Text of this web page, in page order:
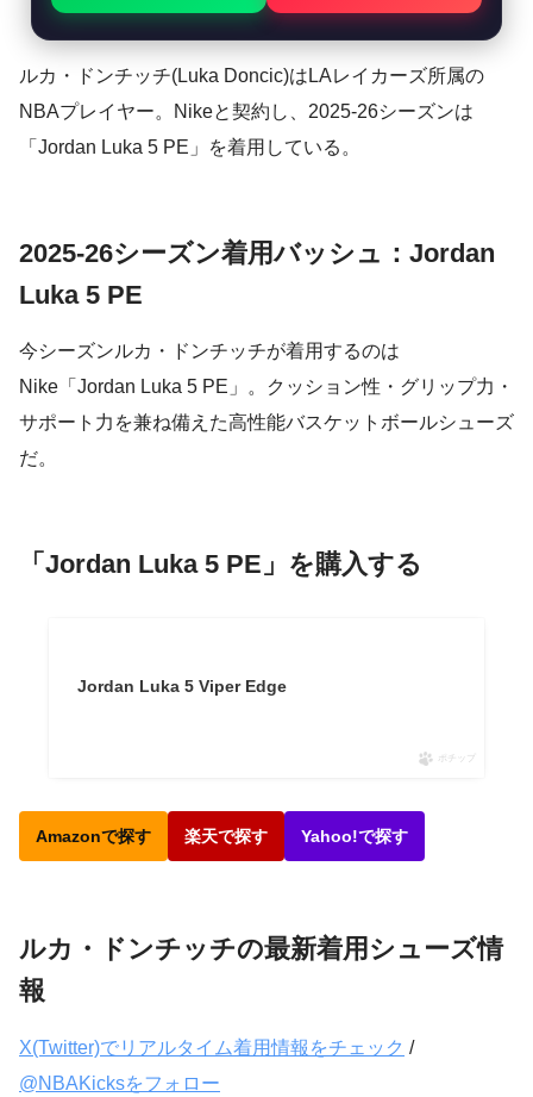
ルカ・ドンチッチ(Luka Doncic)はLAレイカーズ所属の
NBAプレイヤー。Nikeと契約し、2025-26シーズンは
「Jordan Luka 5 PE」を着用している。
2025-26シーズン着用バッシュ：Jordan
Luka 5 PE
今シーズンルカ・ドンチッチが着用するのは
Nike「Jordan Luka 5 PE」。クッション性・グリップ力・
サポート力を兼ね備えた高性能バスケットボールシューズ
だ。
「Jordan Luka 5 PE」を購入する
Jordan Luka 5 Viper Edge
ポチップ
Amazonで探す 楽天で探す Yahoo!で探す
ルカ・ドンチッチの最新着用シューズ情
報
X(Twitter)でリアルタイム着用情報をチェック /
@NBAKicksをフォロー